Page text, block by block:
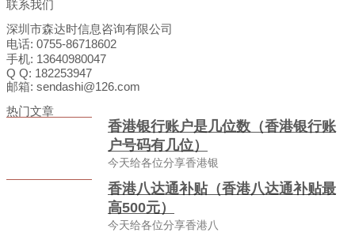
联系我们
深圳市森达时信息咨询有限公司
电话: 0755-86718602
手机: 13640980047
Q Q: 182253947
邮箱: sendashi@126.com
热门文章
香港银行账户是几位数（香港银行账
户号码有几位）
今天给各位分享香港银
香港八达通补贴（香港八达通补贴最
高500元）
今天给各位分享香港八